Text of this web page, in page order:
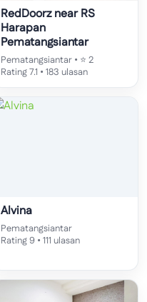
RedDoorz near RS
Harapan
Pematangsiantar
Pematangsiantar • ⭐ 2
Rating 7.1 • 183 ulasan
Alvina
Pematangsiantar
Rating 9 • 111 ulasan